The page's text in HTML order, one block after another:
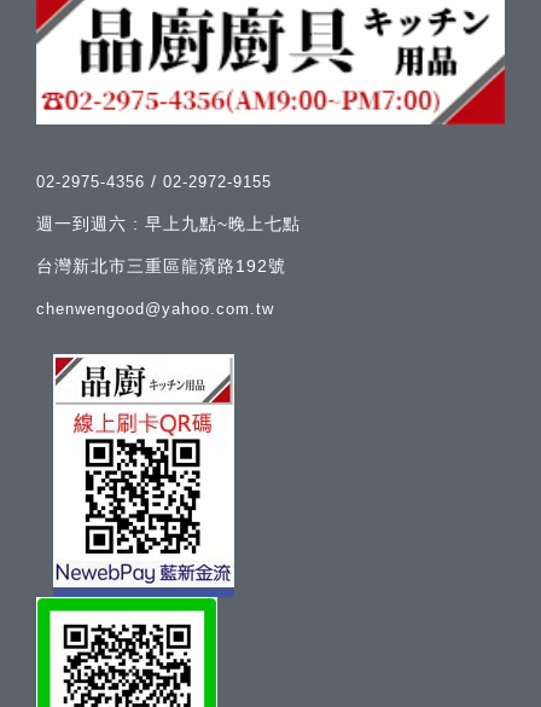
02-2975-4356 / 02-2972-9155
週一到週六 : 早上九點~晚上七點
台灣新北市三重區龍濱路192號
chenwengood@yahoo.com.tw